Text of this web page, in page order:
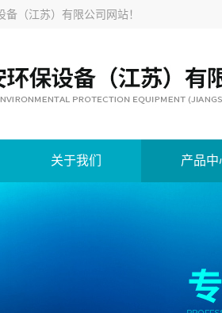
备（江苏）有限公司网站！
关于我们 产品中